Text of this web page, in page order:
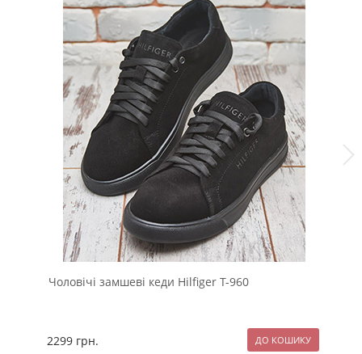
Чоловічі замшеві кеди Hilfiger Т-960
2299 грн.